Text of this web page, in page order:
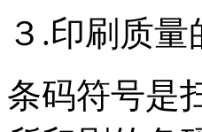
３.印刷质量
条码符号是